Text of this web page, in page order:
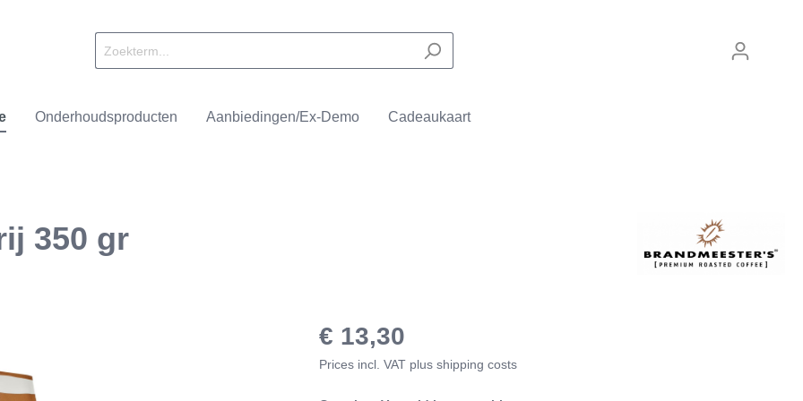
Onderhoudsproducten Aanbiedingen/Ex-Demo Cadeaukaart
350 gr
€ 13,30
Prices incl. VAT plus shipping costs